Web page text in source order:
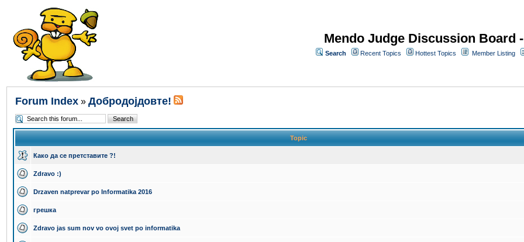
Mendo Judge Discussion Board
Search Recent Topics Hottest Topics Member Listing
Forum Index » Добродојдовте!
Topic
Како да се претставите ?!
Zdravo :)
Drzaven natprevar po Informatika 2016
грешка
Zdravo jas sum nov vo ovoj svet po informatika